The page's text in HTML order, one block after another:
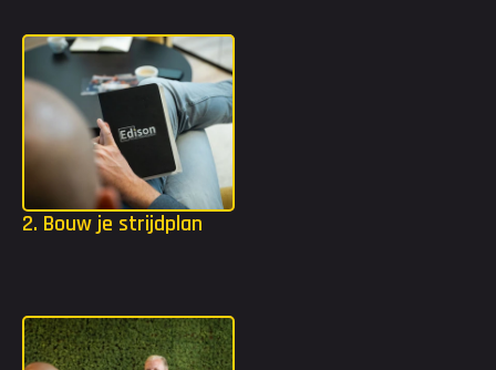
Upload je CV
Klik om je bestand te uploaden, of sleep het bestand naar dit
Ik ga akkoord met de privacyvoorwaarden
Versturen
2. Bouw je strijdplan